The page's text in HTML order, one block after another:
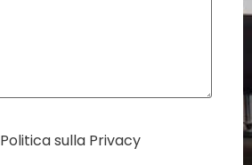
Politica sulla Privacy